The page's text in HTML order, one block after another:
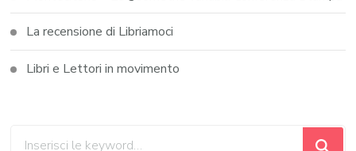
La recensione di Libriamoci
Libri e Lettori in movimento